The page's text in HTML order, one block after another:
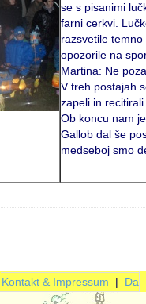
se s pisanimi
farni cerkvi.
razsvetile
opozorile na
Martina: Ne
V treh postajah
zapeli in
Ob koncu nam
Gallob dal še
medseboj smo
Kontakt & Impressum |